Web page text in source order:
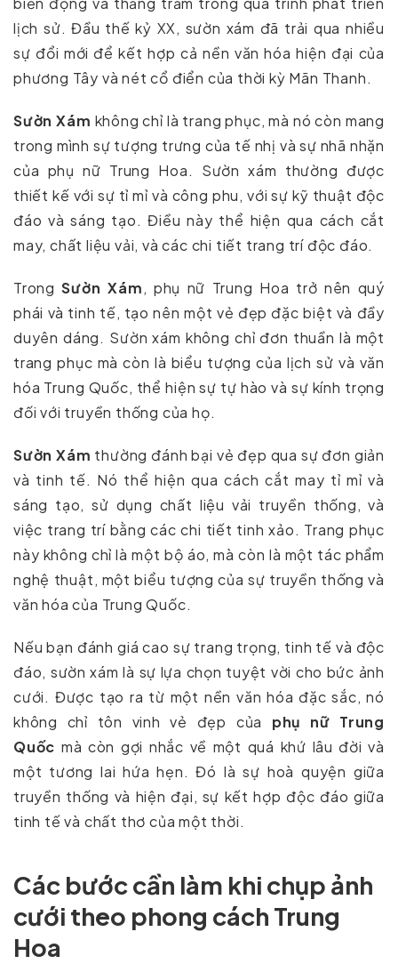
lịch sử. Đầu thế kỷ XX, sườn xám đã trải qua nhiều
sự đổi mới để kết hợp cả nền văn hóa hiện đại của
phương Tây và nét cổ điển của thời kỳ Mãn Thanh.
Sườn Xám không chỉ là trang phục, mà nó còn mang
trong mình sự tượng trưng của tế nhị và sự nhã nhặn
của phụ nữ Trung Hoa. Sườn xám thường được
thiết kế với sự tỉ mỉ và công phu, với sự kỹ thuật độc
đáo và sáng tạo. Điều này thể hiện qua cách cắt
may, chất liệu vải, và các chi tiết trang trí độc đáo.
TrongSườn Xám, phụ nữ Trung Hoa trở nên quý
phái và tinh tế, tạo nên một vẻ đẹp đặc biệt và đầy
duyên dáng. Sườn xám không chỉ đơn thuần là một
trang phục mà còn là biểu tượng của lịch sử và văn
hóa Trung Quốc, thể hiện sự tự hào và sự kính trọng
đối với truyền thống của họ.
Sườn Xám thường đánh bại vẻ đẹp qua sự đơn giản
và tinh tế. Nó thể hiện qua cách cắt may tỉ mỉ và
sáng tạo, sử dụng chất liệu vải truyền thống, và
việc trang trí bằng các chi tiết tinh xảo. Trang phục
này không chỉ là một bộ áo, mà còn là một tác phẩm
nghệ thuật, một biểu tượng của sự truyền thống và
văn hóa của Trung Quốc.
Nếu bạn đánh giá cao sự trang trọng, tinh tế và độc
đáo, sườn xám là sự lựa chọn tuyệt vời cho bức ảnh
cưới. Được tạo ra từ một nền văn hóa đặc sắc, nó
không chỉ tôn vinh vẻ đẹp của phụ nữ Trung
Quốc mà còn gợi nhắc về một quá khứ lâu đời và
một tương lai hứa hẹn. Đó là sự hoà quyện giữa
truyền thống và hiện đại, sự kết hợp độc đáo giữa
tinh tế và chất thơ của một thời.
Các bước cần làm khi chụp ảnh
cưới theo phong cách Trung
Hoa